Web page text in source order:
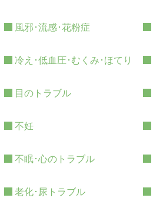
風邪･流感･花粉症
冷え･低血圧･むくみ･ほてり
目のトラブル
不妊
不眠･心のトラブル
老化･尿トラブル